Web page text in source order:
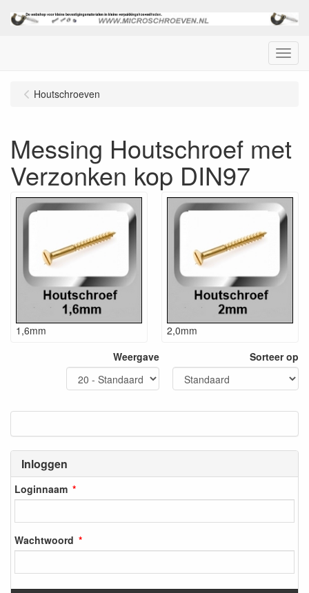
Menu
Inloggen
Loginnaam
Wachtwoord
Houtschroeven
Messing Houtschroef met
Verzonken kop DIN97
1,6mm
2,0mm
Weergave
Sorteer op